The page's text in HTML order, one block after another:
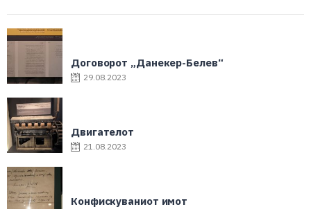
Договорот „Данекер-Белев“
29.08.2023
Двигателот
21.08.2023
Конфискуваниот имот